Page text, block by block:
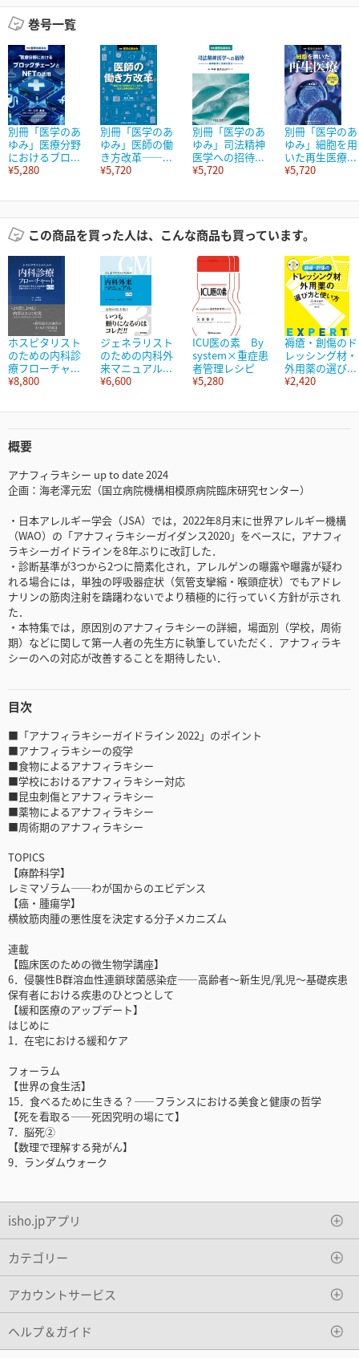
巻号一覧
別冊「医学のあ
ゆみ」医療分野
におけるブロ...
¥5,280
別冊「医学のあ
ゆみ」医師の働
き方改革――...
¥5,720
別冊「医学のあ
ゆみ」司法精神
医学への招待...
¥5,720
別冊「医学のあ
ゆみ」細胞を用
いた再生医療...
¥5,720
この商品を買った人は、こんな商品も買っています。
ホスピタリスト
のための内科診
療フローチャ...
¥8,800
ジェネラリスト
のための内科外
来マニュアル...
¥6,600
ICU医の素 By
system×重症患
者管理レシピ
¥5,280
褥瘡・創傷のド
レッシング材・
外用薬の選び...
¥2,420
概要
アナフィラキシー up to date 2024
企画：海老澤元宏（国立病院機構相模原病院臨床研究センター）
・日本アレルギー学会（JSA）では，2022年8月末に世界アレルギー機構
（WAO）の「アナフィラキシーガイダンス2020」をベースに，アナフィ
ラキシーガイドラインを8年ぶりに改訂した．
・診断基準が3つから2つに簡素化され，アレルゲンの曝露や曝露が疑わ
れる場合には，単独の呼吸器症状（気管支攣縮・喉頭症状）でもアドレ
ナリンの筋肉注射を躊躇わないでより積極的に行っていく方針が示され
た．
・本特集では，原因別のアナフィラキシーの詳細，場面別（学校，周術
期）などに関して第一人者の先生方に執筆していただく．アナフィラキ
シーのへの対応が改善することを期待したい．
目次
■「アナフィラキシーガイドライン 2022」のポイント
■アナフィラキシーの疫学
■食物によるアナフィラキシー
■学校におけるアナフィラキシー対応
■昆虫刺傷とアナフィラキシー
■薬物によるアナフィラキシー
■周術期のアナフィラキシー
TOPICS
【麻酔科学】
レミマゾラム――わが国からのエビデンス
【癌・腫瘍学】
横紋筋肉腫の悪性度を決定する分子メカニズム
連載
【臨床医のための微生物学講座】
6．侵襲性B群溶血性連鎖球菌感染症――高齢者～新生児/乳児～基礎疾患
保有者における疾患のひとつとして
【緩和医療のアップデート】
はじめに
1．在宅における緩和ケア
フォーラム
【世界の食生活】
15．食べるために生きる？――フランスにおける美食と健康の哲学
【死を看取る――死因究明の場にて】
7．脳死②
【数理で理解する発がん】
9．ランダムウォーク
isho.jpアプリ
カテゴリー
アカウントサービス
ヘルプ＆ガイド